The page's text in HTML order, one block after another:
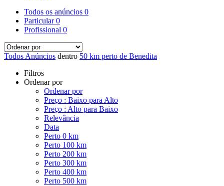
Todos os anúncios 0
Particular0
Profissional 0
Todos Anúncios dentro 50 km perto de Benedita
Filtros
Ordenar por
Ordenar por
Preço : Baixo para Alto
Preço : Alto para Baixo
Relevância
Data
Perto 0 km
Perto 100 km
Perto 200 km
Perto 300 km
Perto 400 km
Perto 500 km